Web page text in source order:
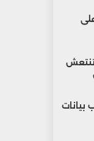
تنتعش
بيانات